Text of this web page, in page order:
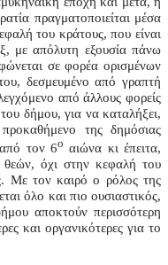
πραγματοποιείται μέσα
του κράτους, που είναι
με απόλυτη εξουσία πάνω
σε φορέα ορισμένων
δεσμευμένο από γραπτή
από άλλους φορείς
δήμου, για να καταλήξει,
της δημόσιας
τον 6ο αιώνα κι έπειτα,
όχι στην κεφαλή του
Με τον καιρό ο ρόλος της
όλο και πιο ουσιαστικός,
αποκτούν περισσότερη
και οργανικότερες για το